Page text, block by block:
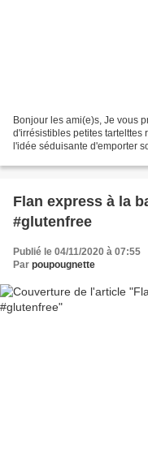
Bonjour les ami(e)s, Je vous
d'irrésistibles petites tartelttes
l'idée séduisante d'emporter
Flan express à la
#glutenfree
Publié le 04/11/2020 à 07:55
Par poupougnette